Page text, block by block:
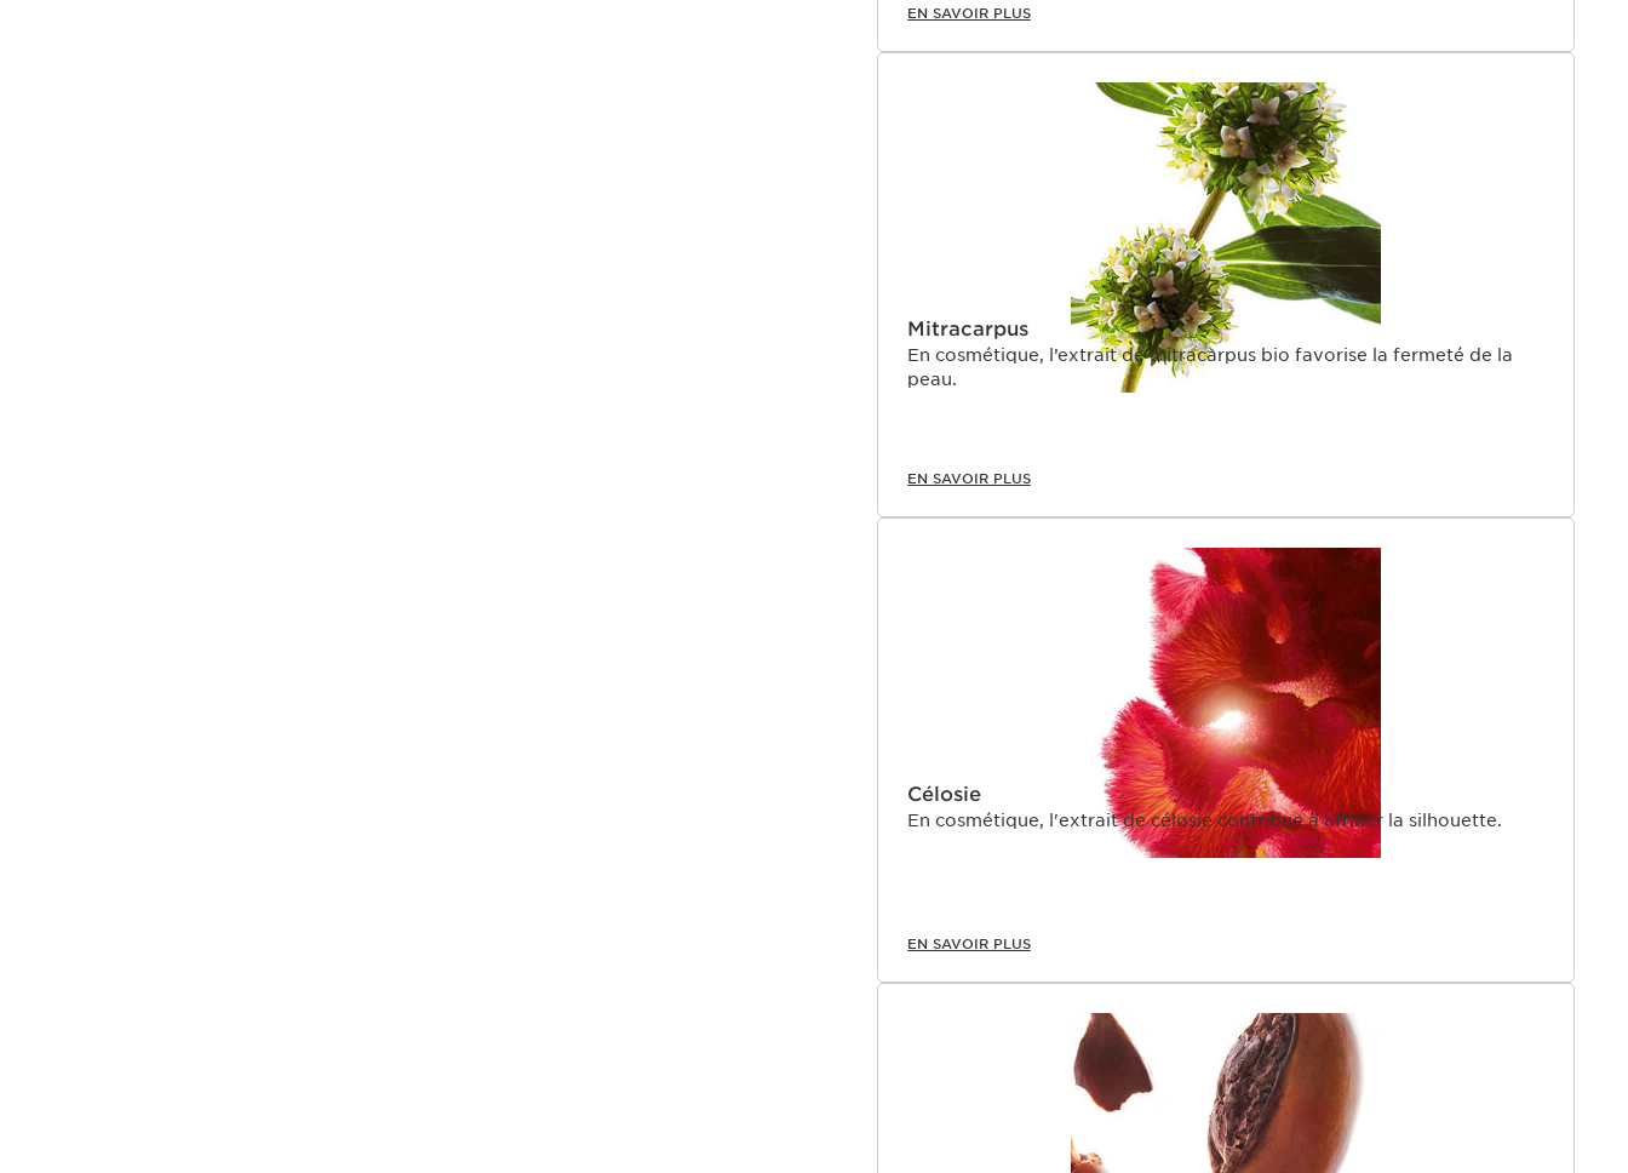
EN SAVOIR PLUS
Mitracarpus
En cosmétique, l’extrait de mitracarpus bio favorise la fermeté de la
peau.
EN SAVOIR PLUS
Célosie
En cosmétique, l'extrait de célosie contribue à affiner la silhouette.
EN SAVOIR PLUS